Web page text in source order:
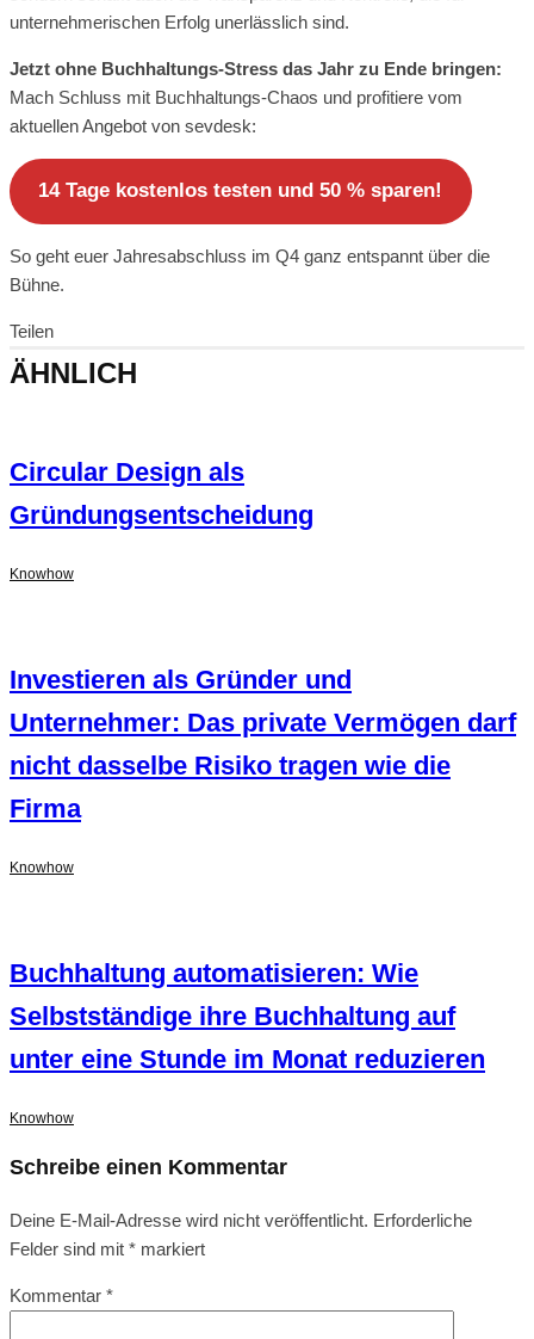
unternehmerischen Erfolg unerlässlich sind.
Jetzt ohne Buchhaltungs-Stress das Jahr zu Ende bringen:
Mach Schluss mit Buchhaltungs-Chaos und profitiere vom
aktuellen Angebot von sevdesk:
14 Tage kostenlos testen und 50 % sparen!
So geht euer Jahresabschluss im Q4 ganz entspannt über die
Bühne.
Teilen
ÄHNLICH
Circular Design als
Gründungsentscheidung
Knowhow
Investieren als Gründer und
Unternehmer: Das private Vermögen darf
nicht dasselbe Risiko tragen wie die
Firma
Knowhow
Buchhaltung automatisieren: Wie
Selbstständige ihre Buchhaltung auf
unter eine Stunde im Monat reduzieren
Knowhow
Schreibe einen Kommentar
Deine E-Mail-Adresse wird nicht veröffentlicht. Erforderliche
Felder sind mit * markiert
Kommentar *